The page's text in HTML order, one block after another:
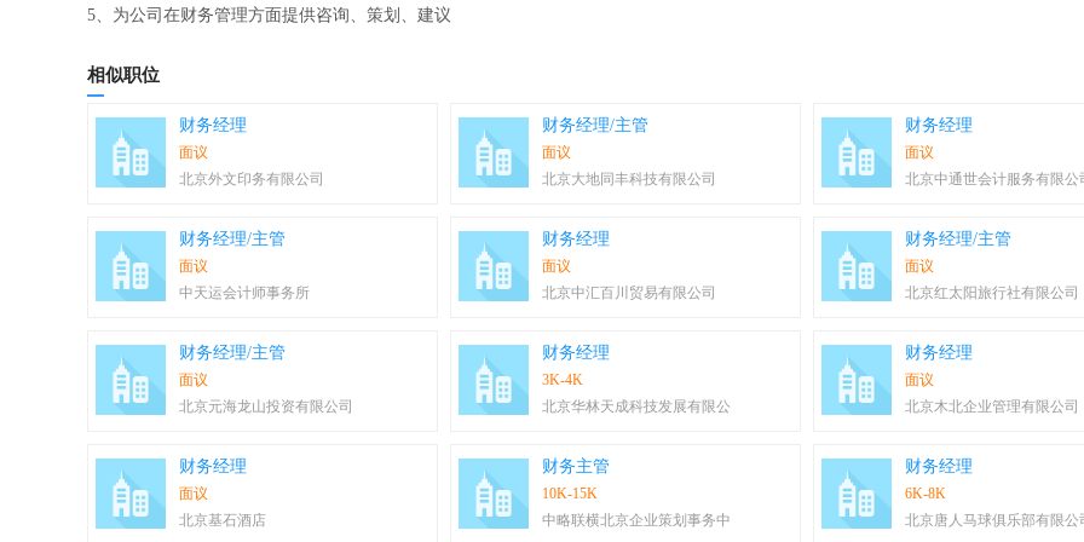
5、为公司在财务管理方面提供咨询、策划、建议
相似职位
财务经理
面议
北京外文印务有限公司
财务经理/主管
面议
北京大地同丰科技有限公司
财务经理
面议
北京中通世会计服务有限公
财务经理/主管
面议
中天运会计师事务所
财务经理
面议
北京中汇百川贸易有限公司
财务经理/主管
面议
北京红太阳旅行社有限公司
财务经理/主管
面议
北京元海龙山投资有限公司
财务经理
3K-4K
北京华林天成科技发展有限公
财务经理
面议
北京木北企业管理有限公司
财务经理
面议
北京基石酒店
财务主管
10K-15K
中略联横北京企业策划事务中
财务经理
6K-8K
北京唐人马球俱乐部有限公